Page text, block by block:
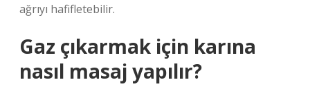
ağrıyı hafifletebilir.
Gaz çıkarmak için karına
nasıl masaj yapılır?